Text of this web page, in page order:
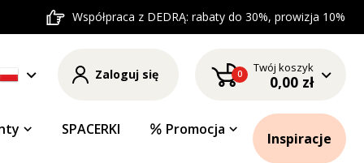
Współpraca z DEDRĄ: rabaty do 30%, prowizja 10%
Zaloguj się 0 Twój koszyk
0,00 zł
SPACERKI Promocja
Inspiracje